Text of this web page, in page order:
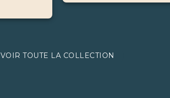
VOIR TOUTE LA COLLECTION